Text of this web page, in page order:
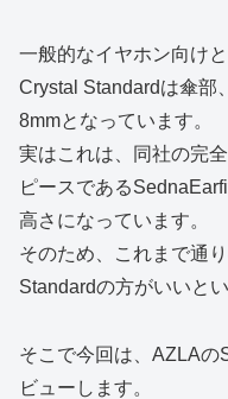
一般的なイヤホン向け
Crystal Standardは傘部
8mmとなっています。
実はこれは、同社の完
ピースである
高さになっています。
そのため、これまで通
Standardの方がいいと
そこで今回は、AZLAの
ビューします。